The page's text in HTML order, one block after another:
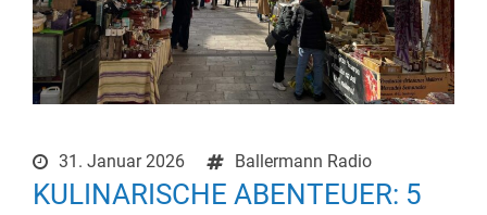
31. Januar 2026 Ballermann Radio
KULINARISCHE ABENTEUER: 5